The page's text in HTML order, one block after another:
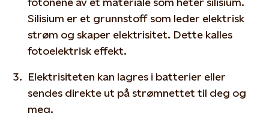
Silisium er et grunnstoff som leder elektrisk
strøm og skaper elektrisitet. Dette kalles
fotoelektrisk effekt.
Elektrisiteten kan lagres i batterier eller
sendes direkte ut på strømnettet til deg og
meg.